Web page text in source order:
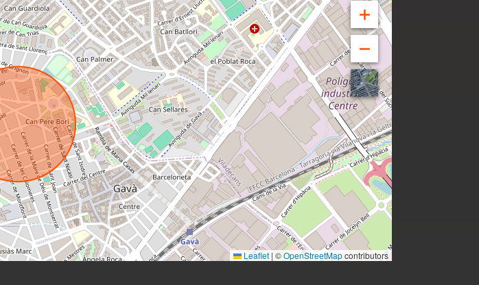
la mejor financiación adaptada a sus
en la gestión de alquileres.
de obra nueva.
y personalizar su vivienda con profesionales de
hogar les está esperando
Leaflet | ©OpenStreetMapcontributors